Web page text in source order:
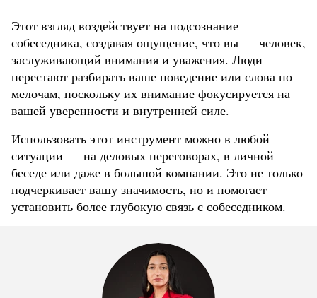
Этот взгляд воздействует на подсознание
собеседника, создавая ощущение, что вы — человек,
заслуживающий внимания и уважения. Люди
перестают разбирать ваше поведение или слова по
мелочам, поскольку их внимание фокусируется на
вашей уверенности и внутренней силе.
Использовать этот инструмент можно в любой
ситуации — на деловых переговорах, в личной
беседе или даже в большой компании. Это не только
подчеркивает вашу значимость, но и помогает
установить более глубокую связь с собеседником.